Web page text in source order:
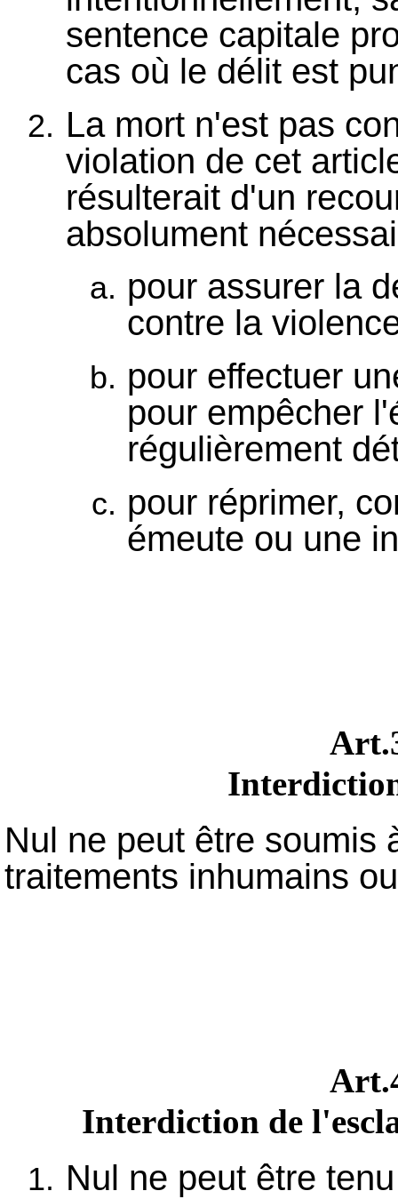
sentence capitale
cas où le délit est
La mort n'est pas
violation de cet
résulterait d'un
absolument
pour assurer la
contre la
pour effectuer
pour empêcher
régulièrement
pour réprimer,
émeute ou une
Nul ne peut être soumis
traitements inhumains
Interdiction de
Nul ne peut être